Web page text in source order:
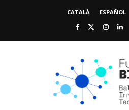
CATALÀ ESPAÑOL